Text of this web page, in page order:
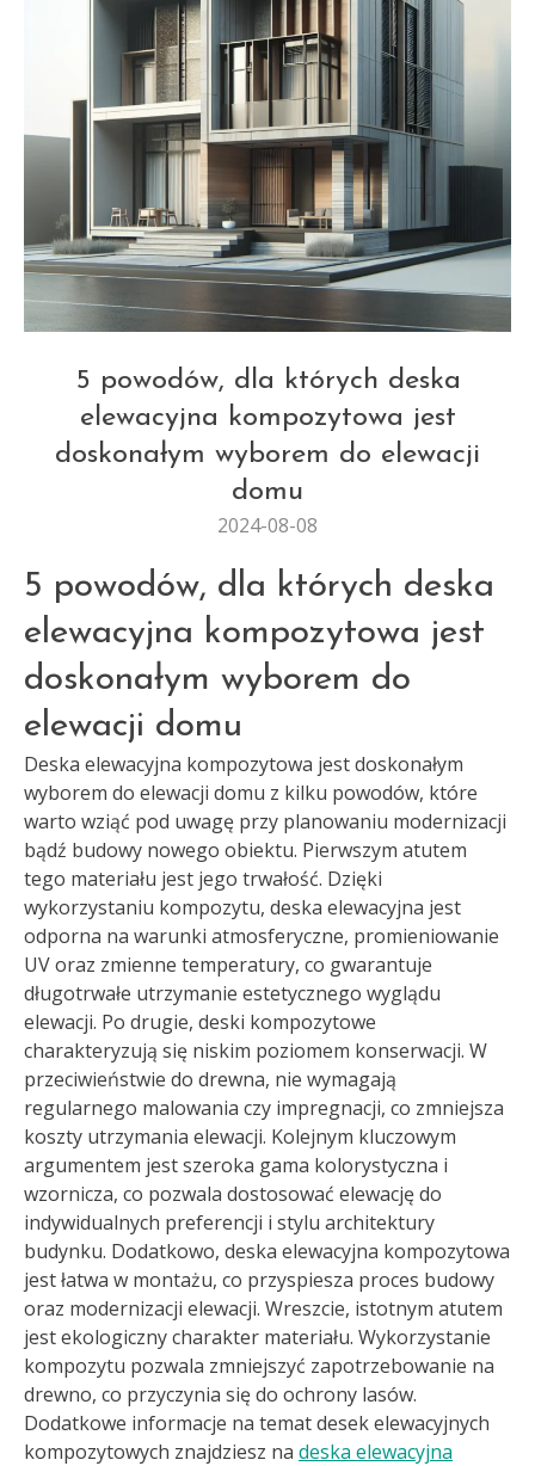
BEZ KATEGORII
5 powodów, dla których deska
elewacyjna kompozytowa jest
doskonałym wyborem do elewacji
domu
2024-08-08
5 powodów, dla których deska
elewacyjna kompozytowa jest
doskonałym wyborem do
elewacji domu
Deska elewacyjna kompozytowa jest doskonałym
wyborem do elewacji domu z kilku powodów, które
warto wziąć pod uwagę przy planowaniu modernizacji
bądź budowy nowego obiektu. Pierwszym atutem
tego materiału jest jego trwałość. Dzięki
wykorzystaniu kompozytu, deska elewacyjna jest
odporna na warunki atmosferyczne, promieniowanie
UV oraz zmienne temperatury, co gwarantuje
długotrwałe utrzymanie estetycznego wyglądu
elewacji. Po drugie, deski kompozytowe
charakteryzują się niskim poziomem konserwacji. W
przeciwieństwie do drewna, nie wymagają
regularnego malowania czy impregnacji, co zmniejsza
koszty utrzymania elewacji. Kolejnym kluczowym
argumentem jest szeroka gama kolorystyczna i
wzornicza, co pozwala dostosować elewację do
indywidualnych preferencji i stylu architektury
budynku. Dodatkowo, deska elewacyjna kompozytowa
jest łatwa w montażu, co przyspiesza proces budowy
oraz modernizacji elewacji. Wreszcie, istotnym atutem
jest ekologiczny charakter materiału. Wykorzystanie
kompozytu pozwala zmniejszyć zapotrzebowanie na
drewno, co przyczynia się do ochrony lasów.
Dodatkowe informacje na temat desek elewacyjnych
kompozytowych znajdziesz na deska elewacyjna